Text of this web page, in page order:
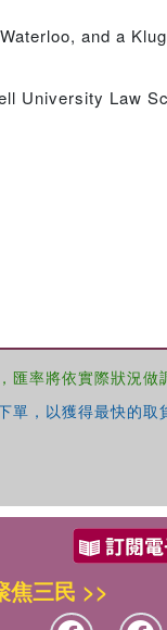
and a
University Law
率將依實際狀況做
，以獲得最快的取
焦三民 >>